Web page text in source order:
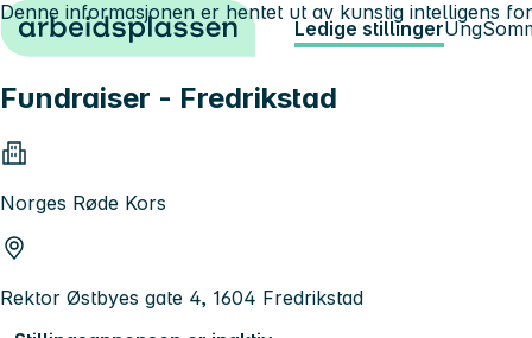
Hopp til innhold Ledige stillingerUng
Fundraiser - Fredrikstad
Norges Røde Kors
Rektor Østbyes gate 4, 1604 Fredrikstad
Denne informasjonen er hentet ut av kunstig intelligens